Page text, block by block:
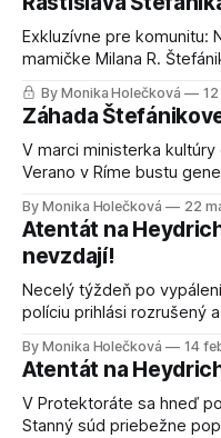
Exkluzívne pre komunitu:
mamičke Milana R.
odkrýva súkromie rodiny,
Celú audioknihu si
na webe.
By Monika Holečková
Záhada
V marci ministerka
Verano v Ríme bustu
virálnou, pretože sa na
nepodobá. Ľudia začali spochybňovať aj uniformu, ktorú má
Štefánik oblečenú. Do očí
By Monika Holečková 22
Atentát na
nevzdají!
Necelý týždeň po
políciu prihlási rozrušený
po dlhšom rozhovore sa
parašutista a prišiel sa
By Monika Holečková 14
Atentát na
V Protektoráte sa hneď
Stanný súd priebežne